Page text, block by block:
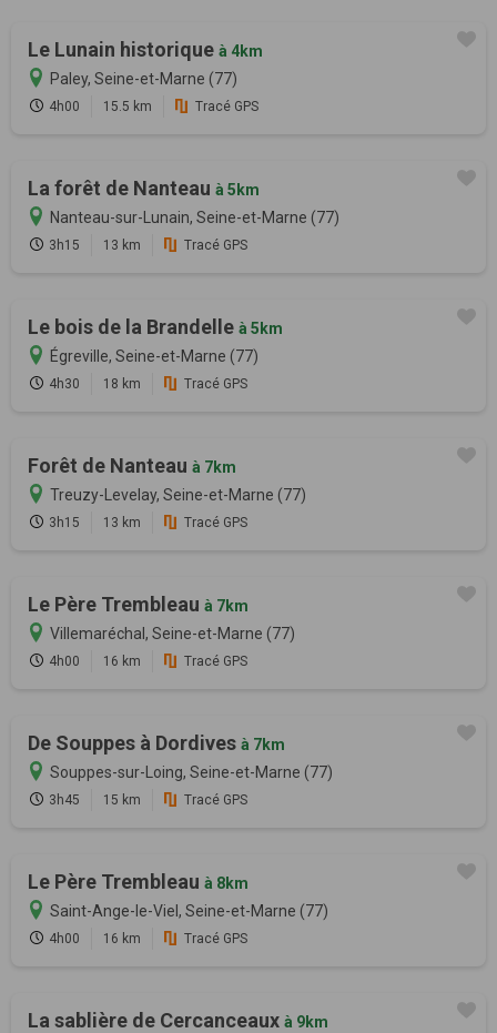
Le Lunain historique à 4km
Paley, Seine-et-Marne (77)
4h00 15.5 km Tracé GPS
La forêt de Nanteau à 5km
Nanteau-sur-Lunain, Seine-et-Marne (77)
3h15 13 km Tracé GPS
Le bois de la Brandelle à 5km
Égreville, Seine-et-Marne (77)
4h30 18 km Tracé GPS
Forêt de Nanteau à 7km
Treuzy-Levelay, Seine-et-Marne (77)
3h15 13 km Tracé GPS
Le Père Trembleau à 7km
Villemaréchal, Seine-et-Marne (77)
4h00 16 km Tracé GPS
De Souppes à Dordives à 7km
Souppes-sur-Loing, Seine-et-Marne (77)
3h45 15 km Tracé GPS
Le Père Trembleau à 8km
Saint-Ange-le-Viel, Seine-et-Marne (77)
4h00 16 km Tracé GPS
La sablière de Cercanceaux à 9km